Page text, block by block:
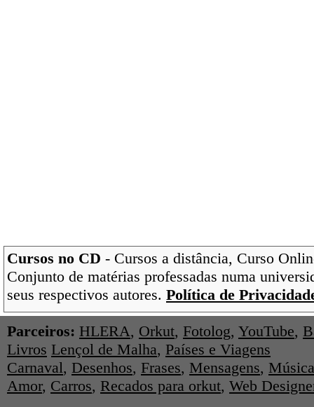
Cursos no CD - Cursos a distância, Curso
Conjunto de matérias professadas numa
seus respectivos autores. Política de
Parceiros: HLERA, Orkut, Fotolog, YouTube,
Livros Lençol de Malha, Países e Viagens
Carnaval, Desenhos, Frases, Mensagens,
Amor, Carros, Recados para orkut, Web